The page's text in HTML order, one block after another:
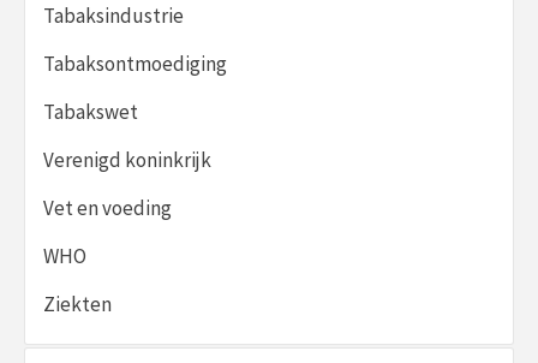
Tabaksindustrie
Tabaksontmoediging
Tabakswet
Verenigd koninkrijk
Vet en voeding
WHO
Ziekten